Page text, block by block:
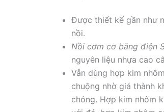
Được thiết kế gần như
nồi.
Nồi cơm cơ bằng điện
nguyên liệu nhựa cao
Vẫn dùng hợp kim
chuộng nhờ giá thành
chóng. Hợp kim nhôm